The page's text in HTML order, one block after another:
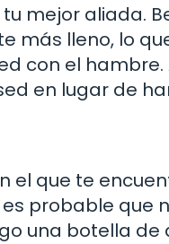
mejor aliada.
más lleno, lo
con el hambre.
en lugar de
que te
probable que
una botella de